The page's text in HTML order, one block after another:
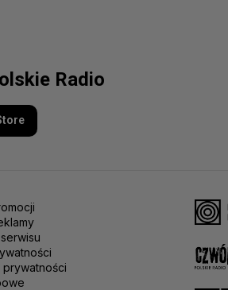
Radio
prywatności